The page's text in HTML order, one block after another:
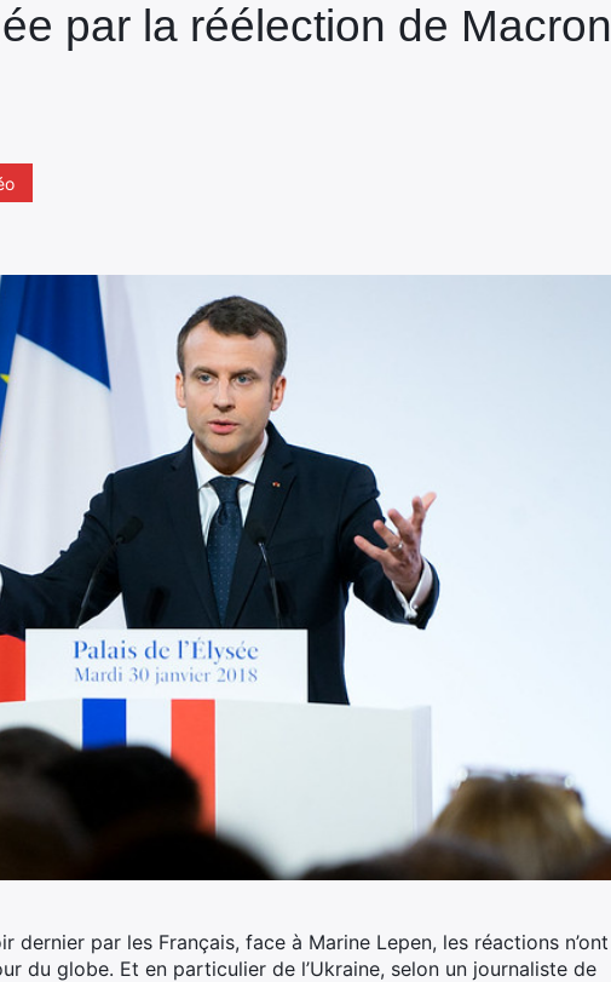
par la réélection de Macron
dernier par les Français, face à Marine Lepen, les réactions n’ont
du globe. Et en particulier de l’Ukraine, selon un journaliste de